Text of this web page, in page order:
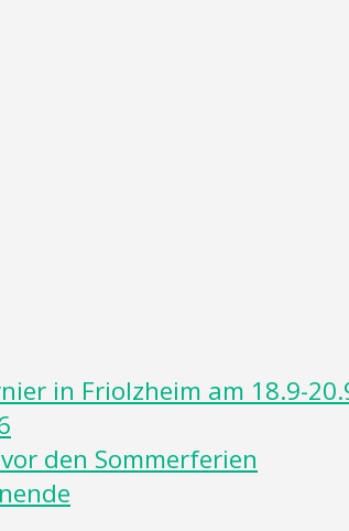
in Friolzheim am 18.9-
den Sommerferien